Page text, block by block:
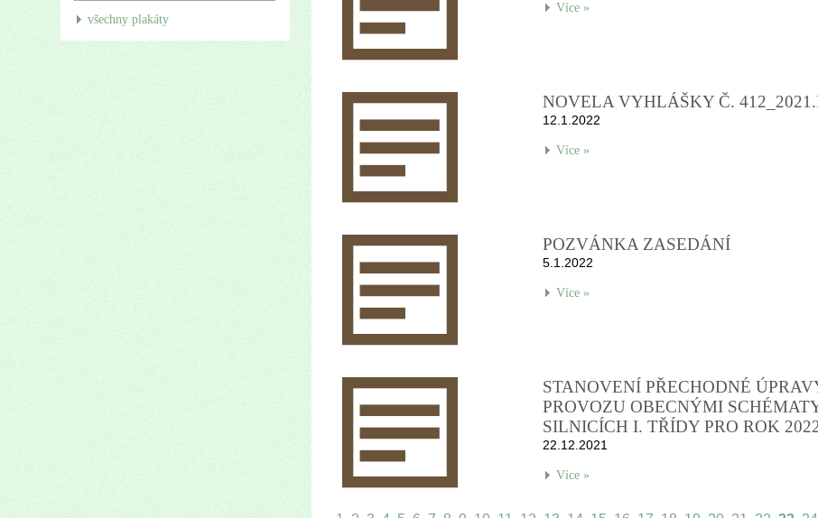
všechny plakáty
Více »
NOVELA VYHLÁŠKY Č.
12.1.2022
Více »
POZVÁNKA ZASEDÁNÍ
5.1.2022
Více »
STANOVENÍ PŘECHODNÉ
PROVOZU OBECNÝMI
SILNICÍCH I. TŘÍDY PRO ROK
22.12.2021
Více »